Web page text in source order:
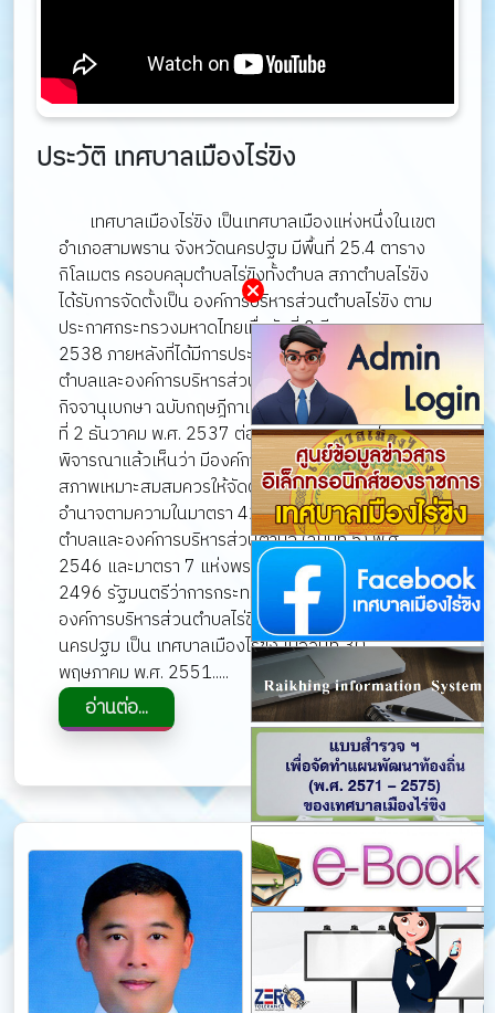
ประวัติ เทศบาลเมืองไร่ขิง
เทศบาลเมืองไร่ขิง เป็นเทศบาลเมืองแห่งหนึ่งในเขต
อำเภอสามพราน จังหวัดนครปฐม มีพื้นที่ 25.4 ตาราง
กิโลเมตร ครอบคลุมตำบลไร่ขิงทั้งตำบล สภาตำบลไร่ขิง
ได้รับการจัดตั้งเป็น องค์การบริหารส่วนตำบลไร่ขิง ตาม
ประกาศกระทรวงมหาดไทยเมื่อวันที่ 2 มีนาคม พ.ศ.
2538 ภายหลังที่ได้มีการประกาศใช้พระราชบัญญัติสภา
ตำบลและองค์การบริหารส่วนตำบล พ.ศ. 2537 ในราช
กิจจานุเบกษา ฉบับกฤษฎีกาเล่ม 111 ตอน 53 ก ลงวัน
ที่ 2 ธันวาคม พ.ศ. 2537 ต่อมากระทรวงมหาดไทย
พิจารณาแล้วเห็นว่า มีองค์การบริหารส่วนตำบลที่มี
สภาพเหมาะสมสมควรให้จัดตั้งเป็นเทศบาล อาศัย
อำนาจตามความในมาตรา 42 แห่งพระราชบัญญัติสภา
ตำบลและองค์การบริหารส่วนตำบล (ฉบับที่ 5) พ.ศ.
2546 และมาตรา 7 แห่งพระราชบัญญัติเทศบาล พ.ศ.
2496 รัฐมนตรีว่าการกระทรวงมหาดไทยจึงจัดตั้ง
องค์การบริหารส่วนตำบลไร่ขิง อำเภอสามพราน จังหวัด
นครปฐม เป็น เทศบาลเมืองไร่ขิง เมื่อวันที่ 30
พฤษภาคม พ.ศ. 2551.....